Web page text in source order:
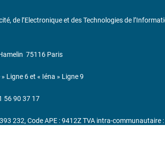
de l’Electronique et des Technologies de
75116 Paris
Ligne 6 et « Iéna » Ligne 9
56 90 37 17
393 232, Code APE : 9412Z TVA intra-communautaire